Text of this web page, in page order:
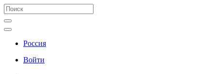
Россия
Войти